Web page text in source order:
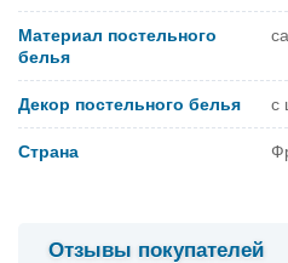
Материал постельного
белья
Декор постельного белья с
Страна
Отзывы покупателей